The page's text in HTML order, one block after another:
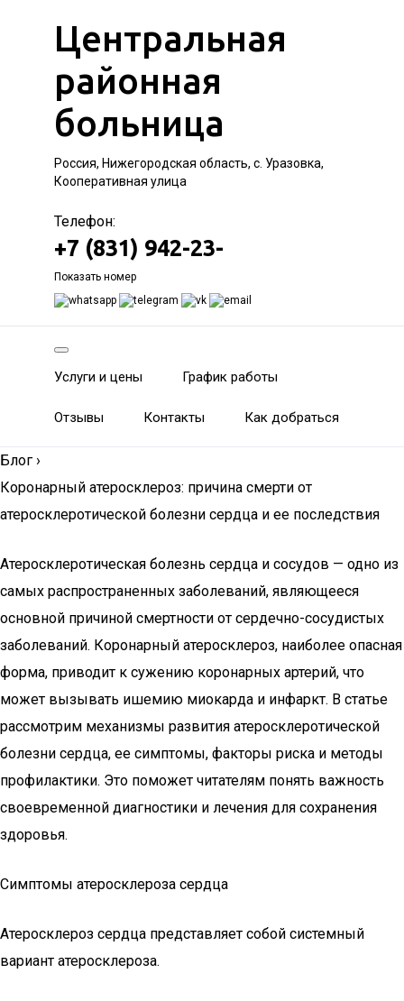
Центральная
районная
больница
Россия, Нижегородская область, с. Уразовка,
Кооперативная улица
Телефон:
+7 (831) 942-23-
Показать номер
Услуги и цены График работы
Отзывы Контакты Как добраться
Блог ›
Коронарный атеросклероз: причина смерти от
атеросклеротической болезни сердца и ее последствия
Атеросклеротическая болезнь сердца и сосудов — одно из
самых распространенных заболеваний, являющееся
основной причиной смертности от сердечно-сосудистых
заболеваний. Коронарный атеросклероз, наиболее опасная
форма, приводит к сужению коронарных артерий, что
может вызывать ишемию миокарда и инфаркт. В статье
рассмотрим механизмы развития атеросклеротической
болезни сердца, ее симптомы, факторы риска и методы
профилактики. Это поможет читателям понять важность
своевременной диагностики и лечения для сохранения
здоровья.
Симптомы атеросклероза сердца
Атеросклероз сердца представляет собой системный
вариант атеросклероза.